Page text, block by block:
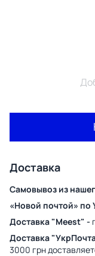
Доставка
Самовывоз из
«Новой почтой» по
Доставка "Meest" -
Доставка
3000 грн